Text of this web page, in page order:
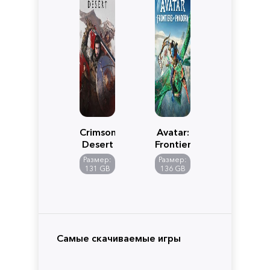
Crimson
Desert
Размер:
131 GB
Avatar:
Frontiers
of
Pandora
Размер:
136 GB
Самые скачиваемые игры